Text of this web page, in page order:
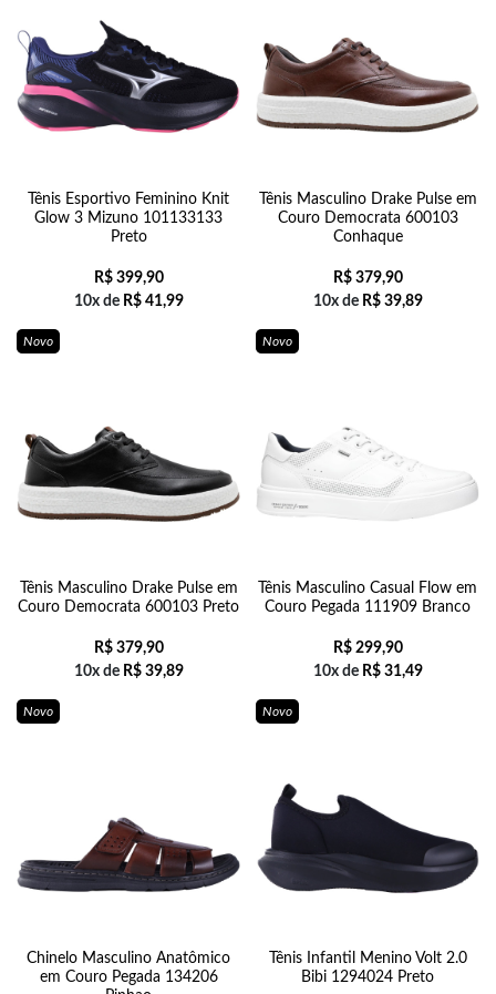
Tênis Esportivo Feminino Knit
Glow 3 Mizuno 101133133
Preto
R$399,90
10x de R$41,99
Tênis Masculino Drake Pulse em
Couro Democrata 600103
Conhaque
R$379,90
10x de R$39,89
Novo
Tênis Masculino Drake Pulse em
Couro Democrata 600103 Preto
R$379,90
10x de R$39,89
Novo
Tênis Masculino Casual Flow em
Couro Pegada 111909 Branco
R$299,90
10x de R$31,49
Novo
Chinelo Masculino Anatômico
em Couro Pegada 134206
Novo
Tênis Infantil Menino Volt 2.0
Bibi 1294024 Preto